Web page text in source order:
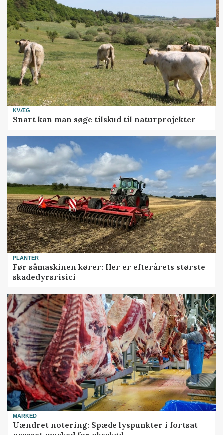
KVÆG
Snart kan man søge tilskud til naturprojekter
PLANTER
Før såmaskinen kører: Her er efterårets største
skadedyrsrisici
MARKED
Uændret notering: Spæde lyspunkter i fortsat